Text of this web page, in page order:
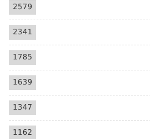
2579
2341
1785
1639
1347
1162